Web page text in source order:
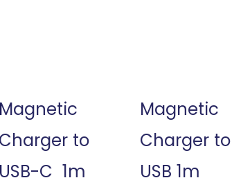
Magnetic
Charger to
USB-C 1m
Magnetic
Charger to
USB 1m